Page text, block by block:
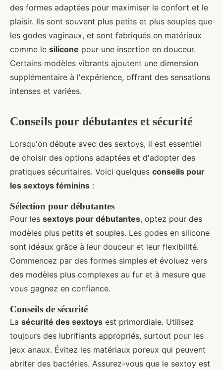
des formes adaptées pour maximiser le confort et le
plaisir. Ils sont souvent plus petits et plus souples que
les godes vaginaux, et sont fabriqués en matériaux
comme le silicone pour une insertion en douceur.
Certains modèles vibrants ajoutent une dimension
supplémentaire à l'expérience, offrant des sensations
intenses et variées.
Conseils pour débutantes et sécurité
Lorsqu'on débute avec des sextoys, il est essentiel
de choisir des options adaptées et d'adopter des
pratiques sécuritaires. Voici quelques conseils pour
les sextoys féminins :
Sélection pour débutantes
Pour les sextoys pour débutantes, optez pour des
modèles plus petits et souples. Les godes en silicone
sont idéaux grâce à leur douceur et leur flexibilité.
Commencez par des formes simples et évoluez vers
des modèles plus complexes au fur et à mesure que
vous gagnez en confiance.
Conseils de sécurité
La sécurité des sextoys est primordiale. Utilisez
toujours des lubrifiants appropriés, surtout pour les
jeux anaux. Évitez les matériaux poreux qui peuvent
abriter des bactéries. Assurez-vous que le sextoy est